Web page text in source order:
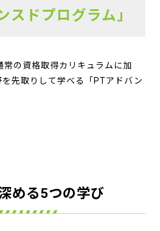
スドプログラム」
の資格取得カリキュラムに加
先取りして学べる「PTアドバン
める5つの学び